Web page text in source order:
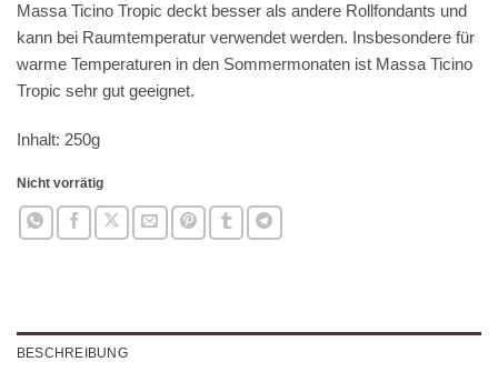
Massa Ticino Tropic deckt besser als andere Rollfondants und
kann bei Raumtemperatur verwendet werden. Insbesondere für
warme Temperaturen in den Sommermonaten ist Massa Ticino
Tropic sehr gut geeignet.
Inhalt: 250g
Nicht vorrätig
BESCHREIBUNG